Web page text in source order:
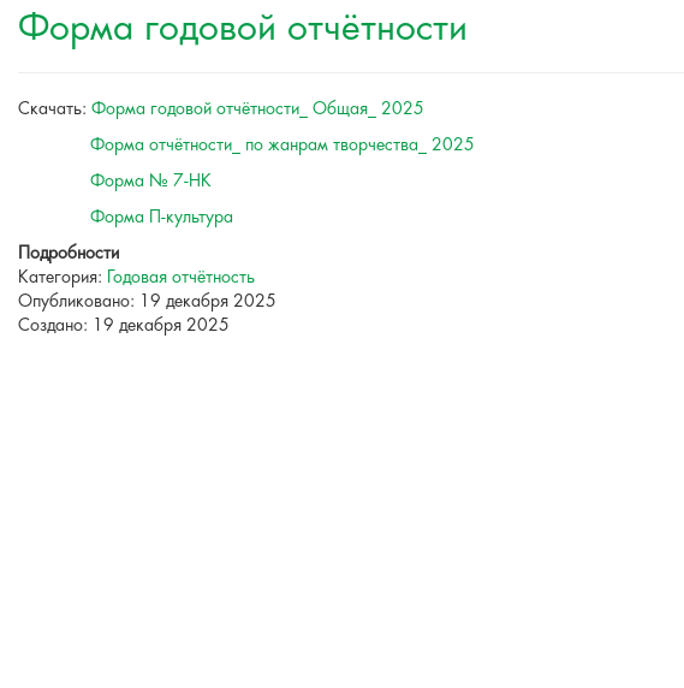
Форма годовой отчётности
Скачать: Форма годовой отчётности_ Общая_ 2025
Форма отчётности_ по жанрам творчества_ 2025
Форма № 7-НК
Форма П-культура
Подробности
Категория:
Годовая отчётность
Опубликовано: 19 декабря 2025
Создано: 19 декабря 2025